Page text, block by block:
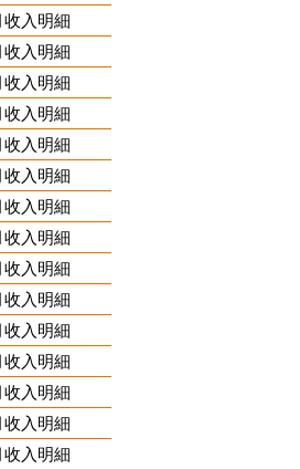
收入明細
收入明細
收入明細
收入明細
收入明細
收入明細
收入明細
收入明細
收入明細
收入明細
收入明細
收入明細
收入明細
收入明細
收入明細